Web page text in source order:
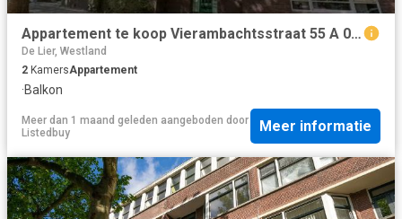
Appartement te koop Vierambachtsstraat 55 A 02 in Rotterdam vo.
De Lier, Westland
2 KamersAppartement
·Balkon
Meer dan 1 maand geleden aangeboden door
Listedbuy
Meer informatie